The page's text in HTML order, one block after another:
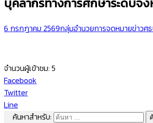
6 กรกฎาคม 2569กลุ่มอำนวยการจดหมายข่าวศ
จำนวนผู้เข้าชม: 5
Facebook
Twitter
Line
ค้นหาสำหรับ: